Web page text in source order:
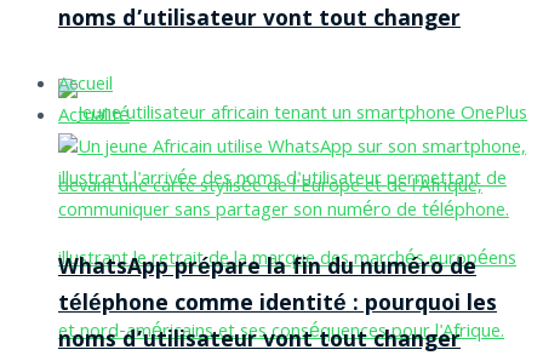
noms d’utilisateur vont tout changer
Accueil
Actualité
WhatsApp prépare la fin du numéro de
téléphone comme identité : pourquoi les
noms d’utilisateur vont tout changer